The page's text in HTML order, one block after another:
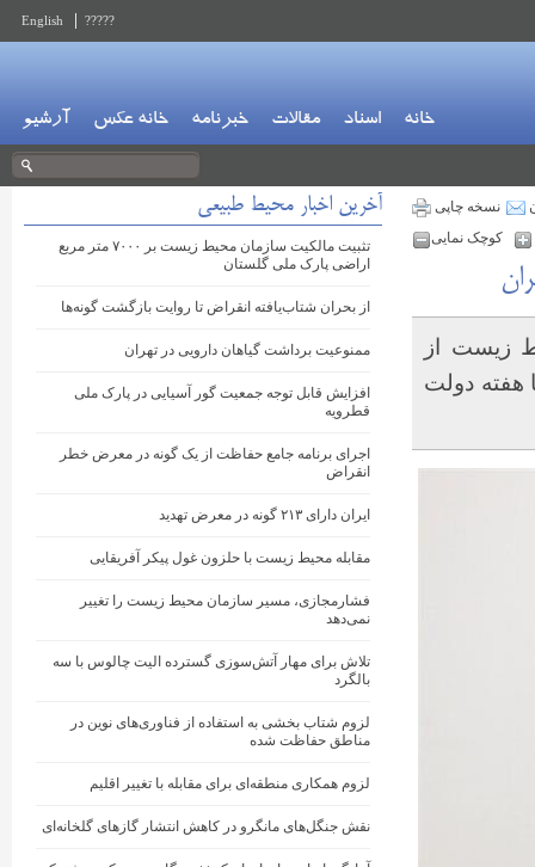
?????
English
خانه اسناد مقالات خبرنامه خانه عکس آرشیو
نسخه چاپی
کوچک نمایی
زیست از
هفته دولت
آخرین اخبار محیط طبیعی
تثبیت مالکیت سازمان محیط زیست بر ۷۰۰۰ متر مربع
اراضی پارک ملی گلستان
از بحران شتاب‌یافته انقراض تا روایت بازگشت گونه‌ها
ممنوعیت برداشت گیاهان دارویی در تهران
افزایش قابل توجه جمعیت گور آسیایی در پارک ملی
قطرویه
اجرای برنامه جامع حفاظت از یک گونه در معرض خطر
انقراض
ایران دارای ۲۱۳ گونه در معرض تهدید
مقابله محیط زیست با حلزون غول پیکر آفریقایی
فشارمجازی، مسیر سازمان محیط زیست را تغییر
نمی‌دهد
تلاش برای مهار آتش‌سوزی گسترده الیت چالوس با سه
بالگرد
لزوم شتاب بخشی به استفاده از فناوری‌های نوین در
مناطق حفاظت شده
لزوم همکاری منطقه‌ای برای مقابله با تغییر اقلیم
نقش جنگل‌های مانگرو در کاهش انتشار گازهای گلخانه‌ای